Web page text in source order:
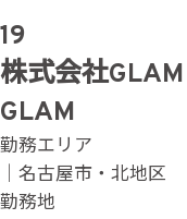
19
株式会社GLAM
GLAM
勤務エリア
｜名古屋市・北地区
勤務地